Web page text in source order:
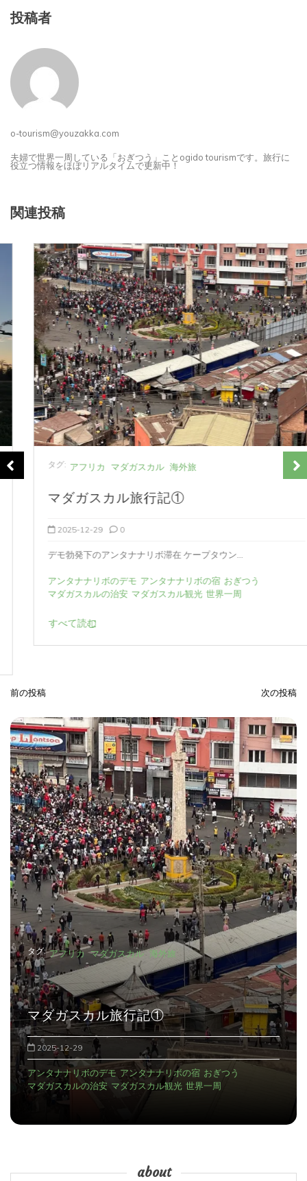
投稿者
o-tourism@youzakka.com
夫婦で世界一周している「おぎつう」ことogido tourismです。旅行に
役立つ情報をほぼリアルタイムで更新中！
関連投稿
アフリカ マダガスカル 海外旅
マダガスカル旅行記①
2025-12-29 0
デモ勃発下のアンタナナリボ滞在 ケープタウン...
アンタナナリボのデモ アンタナナリボの宿 おぎつう
マダガスカルの治安 マダガスカル観光 世界一周
すべて読む
投
稿
ナ
ビ
ゲ
ー
シ
ョ
ン
前の投稿 次の投稿
タグ: アフリカ マダガスカル 海外旅
マダガスカル旅行記①
2025-12-29
アンタナナリボのデモ アンタナナリボの宿 おぎつう
マダガスカルの治安 マダガスカル観光 世界一周
about